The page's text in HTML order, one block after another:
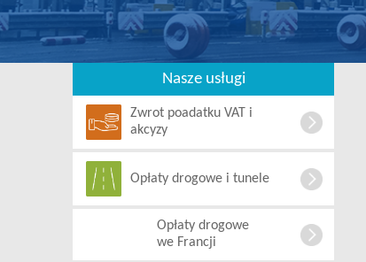
Nasze usługi
Zwrot poadatku VAT i
akcyzy
Opłaty drogowe i tunele
Opłaty drogowe
we Francji